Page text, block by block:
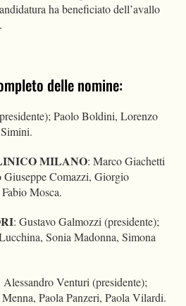
ha beneficiato dell’avallo
delle nomine:
Paolo Boldini, Lorenzo
MILANO: Marco Giachetti
Comazzi, Giorgio
Mosca.
: Gustavo Galmozzi (presidente);
Sonia Madonna, Simona
Alessandro Venturi (presidente);
Paola Panzeri, Paola Vilardi.